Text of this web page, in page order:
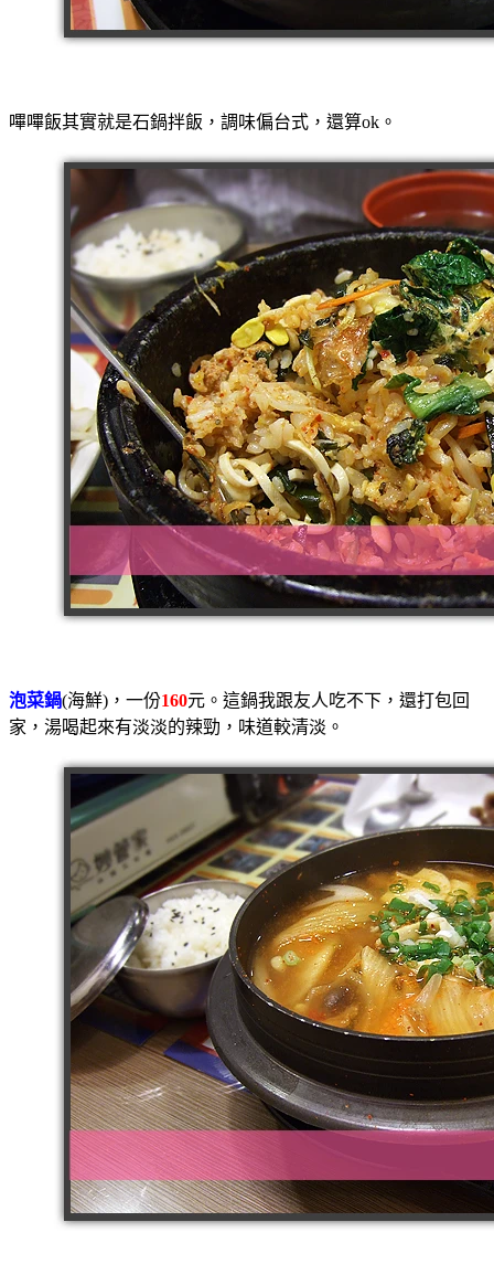
嗶嗶飯其實就是石鍋拌飯，調味偏台式，還算ok。
泡菜鍋(海鮮)，一份160元。這鍋我跟友人吃不下，還打包回
家，湯喝起來有淡淡的辣勁，味道較清淡。